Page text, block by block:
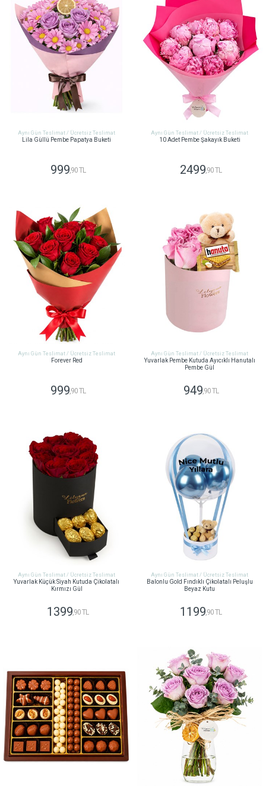
Aynı Gün Teslimat / Ücretsiz Teslimat
Lila Güllü Pembe Papatya Buketi
999,90 TL
Aynı Gün Teslimat / Ücretsiz Teslimat
10 Adet Pembe Şakayık Buketi
2499,90 TL
Aynı Gün Teslimat / Ücretsiz Teslimat
Forever Red
999,90 TL
Aynı Gün Teslimat / Ücretsiz Teslimat
Yuvarlak Pembe Kutuda Ayıcıklı Hanutalı
Pembe Gül
949,90 TL
Aynı Gün Teslimat / Ücretsiz Teslimat
Yuvarlak Küçük Siyah Kutuda Çikolatalı
Kırmızı Gül
1399 ,90 TL
Aynı Gün Teslimat / Ücretsiz Teslimat
Balonlu Gold Fındıklı Çikolatalı Peluşlu
Beyaz Kutu
1199 ,90 TL